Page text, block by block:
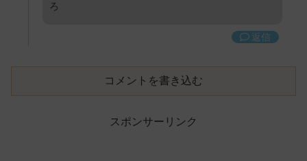
ろ
返信
コメントを書き込む
スポンサーリンク